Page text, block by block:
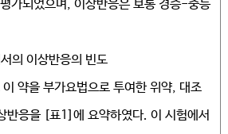
가되었으며, 이상반응은 보통 경증-중등
의 이상반응의 빈도
약을 부가요법으로 투여한 위약, 대조
반응을 [표1]에 요약하였다. 이 시험에서